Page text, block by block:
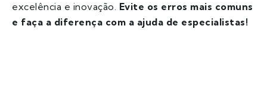
excelência e inovação. Evite os erros mais comuns
e faça a diferença com a ajuda de especialistas!